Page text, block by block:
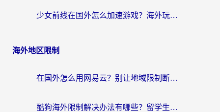
少女前线在国外怎么加速游戏？海外玩家必看的国服游戏畅玩指南
海外地区限制
在国外怎么用网易云？别让地域限制断了你的中文歌单——附听书社交定位解决方案
酷狗海外限制解决办法有哪些？留学生亲测有效的回国加速指南